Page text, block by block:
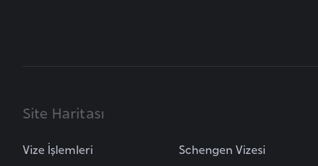
Site Haritası
Vize İşlemleri Schengen Vizesi
B
r